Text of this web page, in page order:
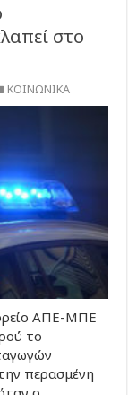
στο
ΚΟΙΝΩΝΙΚΑ
ΑΠΕ-ΜΠΕ
το
περασμένη